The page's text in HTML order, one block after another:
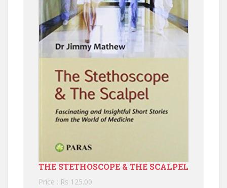
THE STETHOSCOPE & THE SCALPEL
Price : Rs 125.00